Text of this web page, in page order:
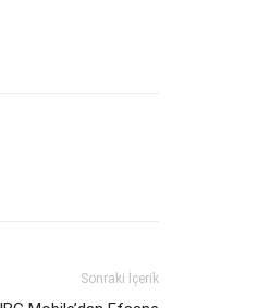
Sonraki İçerik